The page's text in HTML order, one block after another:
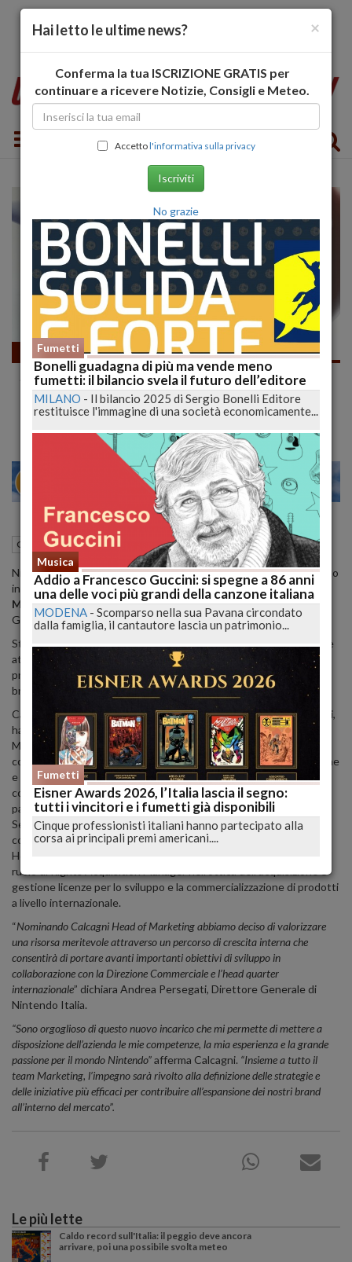
Toggle navigation
Games
Stefano Calcagni nominato nuovo Head of
Marketing della filiale italiana di Nintendo
22 27
Games Vimercate (MB) 24 Marzo 2020 11:18
Nintendo, leader nella creazione e nello sviluppo di intrattenimento
interattivo, annuncia lanominadiStefano CalcagniaHead of
Marketingper la filiale italiana, a diretto riporto del Direttore
Generale, Andrea Persegati.
Stefano Calcagni assume dunque la responsabilità di coordinare le
attività di marketing e le campagne di comunicazione di tutti i
prodotti Nintendo, con l’obiettivo di incrementare il valore del
brand e favorirne maggiormente l’espansione sul mercato italiano.
Calcagni, 40 anni, approda in Nintendo nel 2012, dove, fino ad oggi,
ha ricoperto il ruolo prima di Brand Manager e poi di Senior Brand
Manager per l’Italia, seguendo tutte le attività di marketing e
comunicazione legate all’intrattenimento delle console domestiche
e portatili. Calcagni, dopo un’iniziale ma importante esperienza
come giornalista presso Il Resto del Carlino, nel 2005 entra a far
parte del gruppo di DeAgostini Publishing, ricoprendo il ruolo di di
Senior Product Manager, nell’ambito della creazione, sviluppo e
commercializzazione di nuovi prodotti per le aree Kids, Teens,
Home Video, Cartoon e Music. In DeAgostini ha ricoperto anche il
ruolo di Rights Acquisition Manager nell’ottica dell’acquisizione e
gestione licenze per lo sviluppo e la commercializzazione di prodotti
a livello internazionale.
“NominandoCalcagni Head of Marketing abbiamo deciso di valorizzare
una risorsa meritevole attraverso un percorso di crescita interna che
consentirà di portare avanti importanti obiettivi di sviluppo in
collaborazione con la Direzione Commerciale e l’head quarter
internazionale” dichiara Andrea Persegati, Direttore Generale di
Nintendo Italia.
“Sono orgoglioso di questo nuovo incarico che mi permette di mettere a
disposizione dell’azienda le mie competenze, la mia esperienza e la grande
passione per il mondo Nintendo”afferma Calcagni. “Insieme a tutto il
team Marketing, l’impegno sarà rivolto alla definizione delle strategie e
delle iniziative più efficaci per contribuire all’espansione dei nostri brand
all’interno del mercato”.
Le più lette
Caldo record sull'Italia: il peggio deve ancora
arrivare, poi una possibile svolta meteo
×
Hai letto le ultime news?
Conferma la tua ISCRIZIONE GRATIS per
continuare a ricevere Notizie, Consigli e Meteo.
Accettol'informativa sulla privacy
Iscriviti
No grazie
Fumetti
Bonelli guadagna di più ma vende meno
fumetti: il bilancio svela il futuro dell’editore
MILANO - Il bilancio 2025 di Sergio Bonelli Editore
restituisce l'immagine di una società economicamente...
Musica
Addio a Francesco Guccini: si spegne a 86 anni
una delle voci più grandi della canzone italiana
MODENA - Scomparso nella sua Pavana circondato
dalla famiglia, il cantautore lascia un patrimonio...
Fumetti
Eisner Awards 2026, l’Italia lascia il segno:
tutti i vincitori e i fumetti già disponibili
Cinque professionisti italiani hanno partecipato alla
corsa ai principali premi americani....